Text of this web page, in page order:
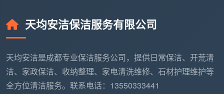
天均安洁保洁服务有限公司
天均安洁是成都专业保洁服务公司，提供日常保洁、开荒清
洁、家政保洁、收纳整理、家电清洗维修、石材护理维护等
全方位清洁服务。联系电话：13550333441